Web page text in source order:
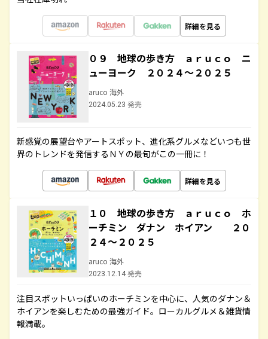
詳細を見る
０９ 地球の歩き方 ａｒｕｃｏ ニ
ューヨーク ２０２４～２０２５
aruco 海外
2024.05.23 発売
新感覚の展望台やアートスポット、進化系グルメなどいつも世
界のトレンドを発信するＮＹの最旬がこの一冊に！
詳細を見る
１０ 地球の歩き方 ａｒｕｃｏ ホ
ーチミン ダナン ホイアン ２０
２４～２０２５
aruco 海外
2023.12.14 発売
注目スポットいっぱいのホーチミンを中心に、人気のダナン＆
ホイアンを楽しむための最強ガイド。ローカルグルメ＆雑貨情
報満載。